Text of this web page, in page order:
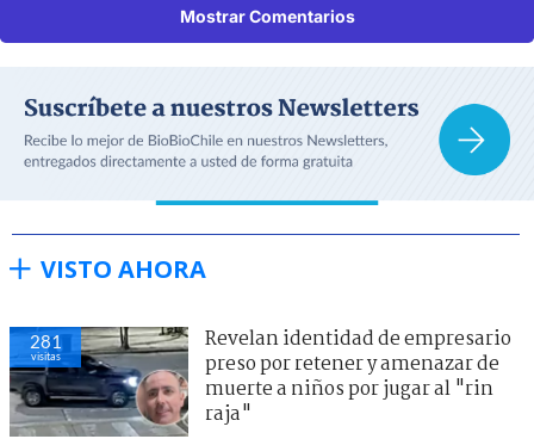
Mostrar Comentarios
VISTO AHORA
281
visitas
Revelan identidad de empresario
preso por retener y amenazar de
muerte a niños por jugar al "rin
raja"